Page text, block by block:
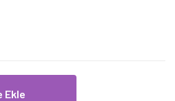
Ekle